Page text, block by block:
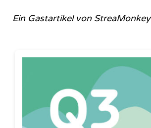
Ein Gastartikel von StreaMonkey